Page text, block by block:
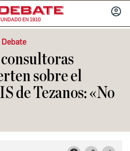
EN 1910
SESIÓN
consultoras
sobre el
de Tezanos: «No